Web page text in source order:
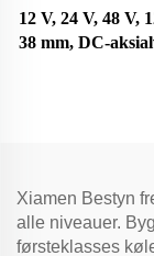
12 V, 24 V, 48 V,
38 mm, DC-
Xiamen Bestyn
alle niveauer.
førsteklasses